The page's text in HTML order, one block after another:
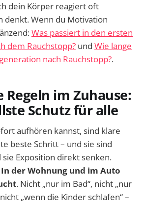
dein Körper reagiert oft
denkt. Wenn du Motivation
Was passiert in den ersten
dem Rauchstopp? und Wie lange
nach Rauchstopp?.
Regeln im Zuhause:
Schutz für alle
aufhören kannst, sind klare
beste Schritt – und sie sind
Exposition direkt senken.
In der Wohnung und im Auto
. Nicht „nur im Bad“, nicht „nur
„wenn die Kinder schlafen“ –